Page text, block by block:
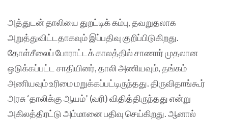
அத்துடன் தாலியை துறட்டிக் கம்பு, தவறுதலாக
அறுத்துவிட்டதாகவும் இப்பதிவு குறிப்பிடுகிறது.
தோள்சீலைப் போராட்டக் காலத்தில் சாணார் முதலான
ஒடுக்கப்பட்ட சாதியினர், தாலி அணியவும், தங்கம்
அணியவும் உரிமை மறுக்கப்பட்டிருந்தது. திருவிதாங்கூர்
அரசு ‘தாலிக்கு ஆயம்’ (வரி) விதித்திருந்தது என்று
அகிலத்திரட்டு அம்மானை பதிவு செய்கிறது. ஆனால்